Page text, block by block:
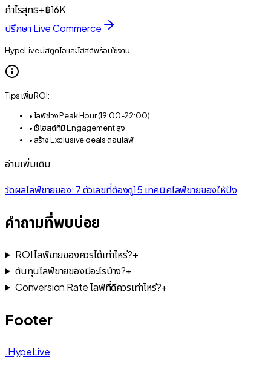
กำไรสุทธิ+฿16K
ปรึกษา Live Commerce
HypeLive มีสตูดิโอและโฮสต์พร้อมใช้งาน
Tips เพิ่ม ROI:
• ไลฟ์ช่วง Peak Hour (19:00-22:00)
• ใช้โฮสต์ที่มี Engagement สูง
• สร้าง Exclusive deals ตอนไลฟ์
อ่านเพิ่มเติม
วัดผลไลฟ์ขายของ: 7 ตัวเลขที่ต้องดู15 เทคนิคไลฟ์ขายของให้ปัง
คำถามที่พบบ่อย
ROI ไลฟ์ขายของควรได้เท่าไหร่?+
ต้นทุนไลฟ์ขายของมีอะไรบ้าง?+
Conversion Rate ไลฟ์ที่ดีควรเท่าไหร่?+
Footer
.HypeLive